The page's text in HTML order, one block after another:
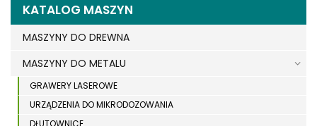
KATALOG MASZYN
MASZYNY DO DREWNA
MASZYNY DO METALU
GRAWERY LASEROWE
URZĄDZENIA DO MIKRODOZOWANIA
DŁUTOWNICE